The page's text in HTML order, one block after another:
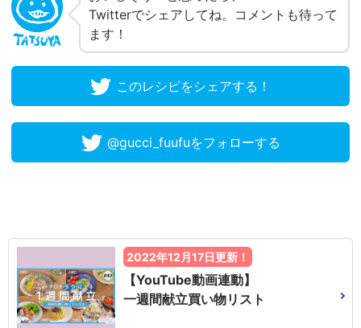
Twitterでシェアしてね。コメントも待って
ます！
このレシピをシェアする！
@gucci_fuufuをフォローする
2022年12月17日更新！
【YouTube動画連動】
一週間献立買い物リスト